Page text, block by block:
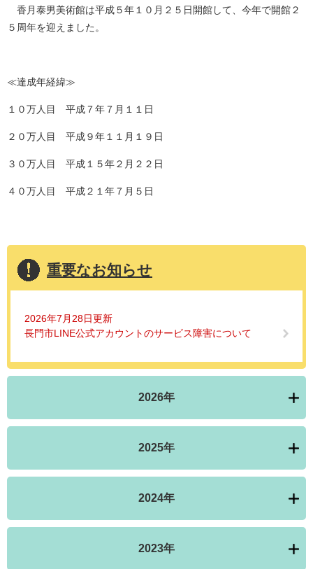
香月泰男美術館は平成５年１０月２５日開館して、今年で開館２
５周年を迎えました。
≪達成年経緯≫
１０万人目 平成７年７月１１日
２０万人目 平成９年１１月１９日
３０万人目 平成１５年２月２２日
４０万人目 平成２１年７月５日
重要なお知らせ
2026年7月28日更新
長門市LINE公式アカウントのサービス障害について
2026年
2025年
2024年
2023年